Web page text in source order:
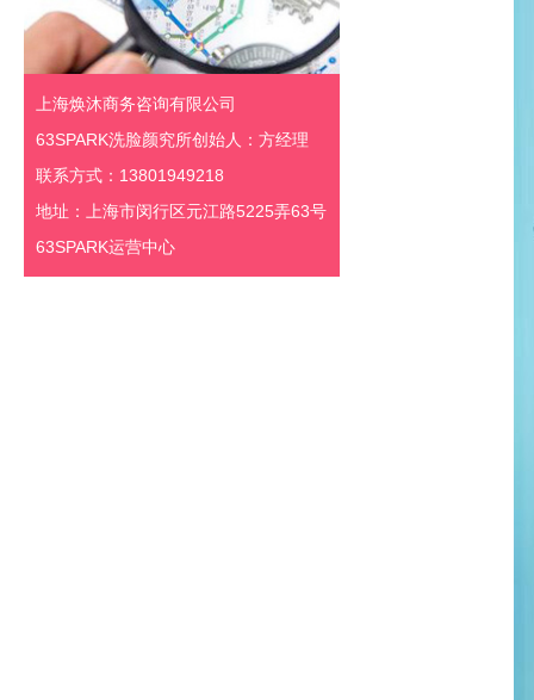
上海焕沐商务咨询有限公司
63SPARK洗脸颜究所创始人：方经理
联系方式：13801949218
地址：上海市闵行区元江路5225弄63号
63SPARK运营中心